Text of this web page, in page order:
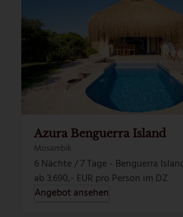
Azura Benguerra Island
Mosambik
6 Nächte / 7 Tage - Benguerra
ab 3.690,- EUR pro Person im DZ
Angebot ansehen